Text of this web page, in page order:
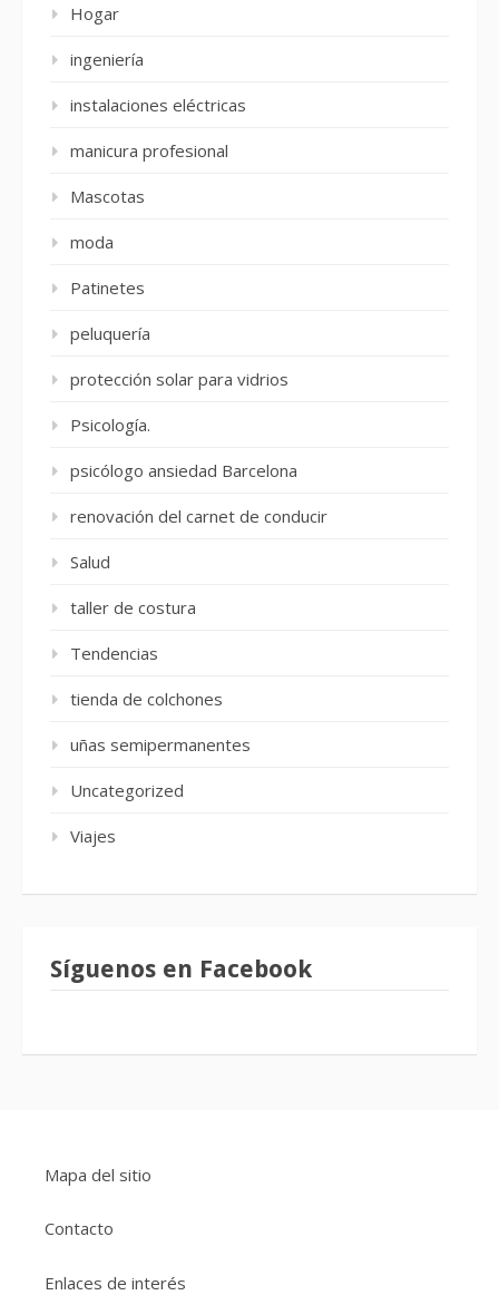
Hogar
ingeniería
instalaciones eléctricas
manicura profesional
Mascotas
moda
Patinetes
peluquería
protección solar para vidrios
Psicología.
psicólogo ansiedad Barcelona
renovación del carnet de conducir
Salud
taller de costura
Tendencias
tienda de colchones
uñas semipermanentes
Uncategorized
Viajes
Síguenos en Facebook
Mapa del sitio
Contacto
Enlaces de interés